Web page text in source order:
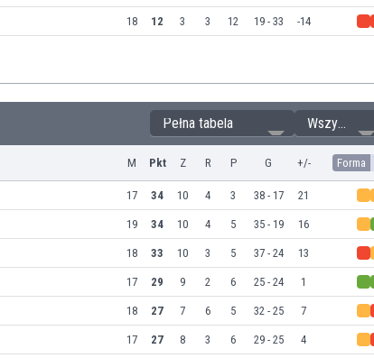
18 12 3 3 12 19 - 33 -14
Pełna tabela Wszystkie
M Pkt Z R P G +/- Forma
17 34 10 4 3 38 - 17 21
19 34 10 4 5 35 - 19 16
18 33 10 3 5 37 - 24 13
17 29 9 2 6 25 - 24 1
18 27 7 6 5 32 - 25 7
17 27 8 3 6 29 - 25 4